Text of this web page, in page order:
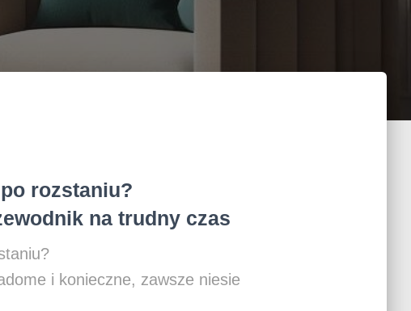
rozstaniu?
na trudny czas
i konieczne, zawsze niesie